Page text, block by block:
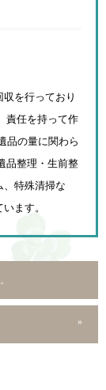
を行っており
責任を持って作
品の量に関わら
品整理・生前整
、特殊清掃な
ます。